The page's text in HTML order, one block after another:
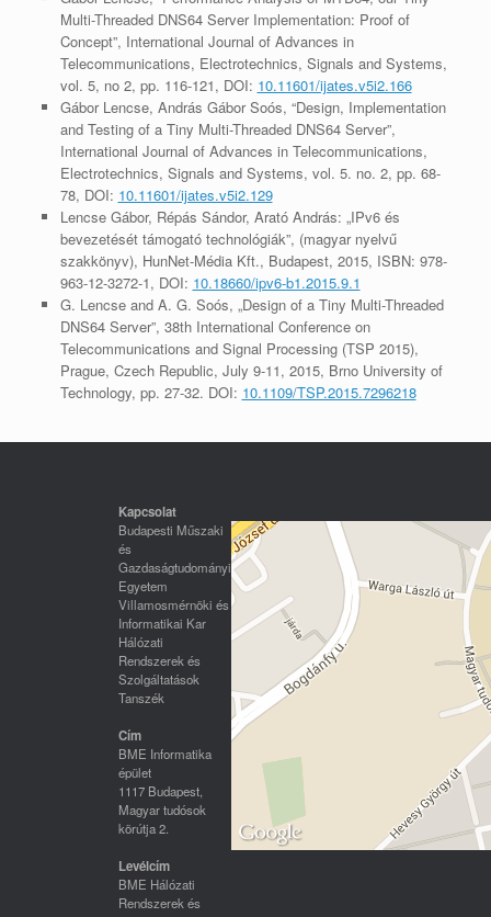
Multi-Threaded DNS64 Server Implementation: Proof of
Concept”, International Journal of Advances in
Telecommunications, Electrotechnics, Signals and Systems,
vol. 5, no 2, pp. 116-121, DOI: 10.11601/ijates.v5i2.166
Gábor Lencse, András Gábor Soós, “Design, Implementation
and Testing of a Tiny Multi-Threaded DNS64 Server”,
International Journal of Advances in Telecommunications,
Electrotechnics, Signals and Systems, vol. 5. no. 2, pp. 68-
78, DOI: 10.11601/ijates.v5i2.129
Lencse Gábor, Répás Sándor, Arató András: „IPv6 és
bevezetését támogató technológiák”, (magyar nyelvű
szakkönyv), HunNet-Média Kft., Budapest, 2015, ISBN: 978-
963-12-3272-1, DOI: 10.18660/ipv6-b1.2015.9.1
G. Lencse and A. G. Soós, „Design of a Tiny Multi-Threaded
DNS64 Server”, 38th International Conference on
Telecommunications and Signal Processing (TSP 2015),
Prague, Czech Republic, July 9-11, 2015, Brno University of
Technology, pp. 27-32. DOI: 10.1109/TSP.2015.7296218
Kapcsolat
Budapesti Műszaki
és
Gazdaságtudományi
Egyetem
Villamosmérnöki és
Informatikai Kar
Hálózati
Rendszerek és
Szolgáltatások
Tanszék
Cím
BME Informatika
épület
1117 Budapest,
Magyar tudósok
körútja 2.
Levélcím
BME Hálózati
Rendszerek és